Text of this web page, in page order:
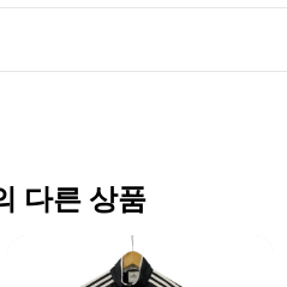
다른 상품